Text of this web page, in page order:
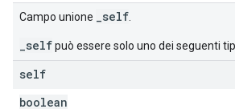
Campo unione _self
_selfpuò essere solo uno dei seguenti
self
boolean